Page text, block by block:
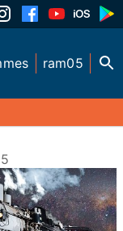
ram05